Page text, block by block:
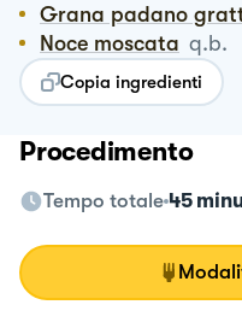
Grana padano
Noce moscata q.b.
Copia ingredienti
Procedimento
Tempo totale 45